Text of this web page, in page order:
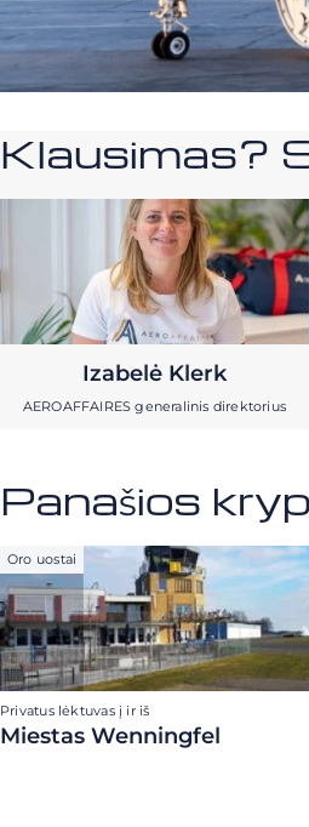
Klausimas?
Izabelė Klerk
AEROAFFAIRES generalinis direktorius
Panašios
Oro uostai
Privatus lėktuvas į ir iš
Miestas Wenningfel